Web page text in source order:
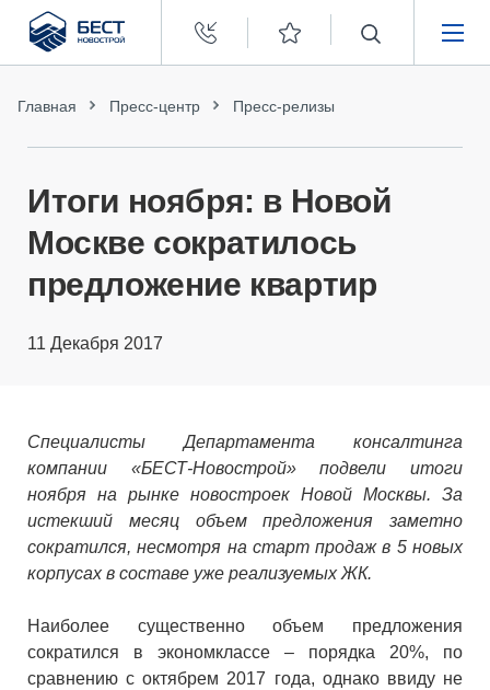
Бест
Новострой
ПОКУПАТЕЛЯМ
О КОМПАНИИ
Главная Пресс-центр Пресс-релизы
Итоги ноября: в Новой
Москве сократилось
предложение квартир
11 Декабря 2017
Специалисты Департамента консалтинга
компании «БЕСТ-Новострой» подвели итоги
ноября на рынке новостроек Новой Москвы. За
истекший месяц объем предложения заметно
сократился, несмотря на старт продаж в 5 новых
корпусах в составе уже реализуемых ЖК.
Наиболее существенно объем предложения
сократился в экономклассе – порядка 20%, по
сравнению с октябрем 2017 года, однако ввиду не